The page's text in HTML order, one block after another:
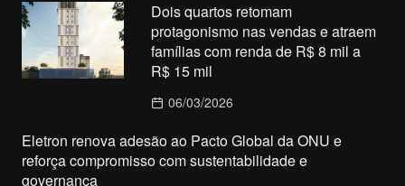
Dois quartos retomam
protagonismo nas vendas e atraem
famílias com renda de R$ 8 mil a
R$ 15 mil
06/03/2026
Eletron renova adesão ao Pacto Global da ONU e
reforça compromisso com sustentabilidade e
governança